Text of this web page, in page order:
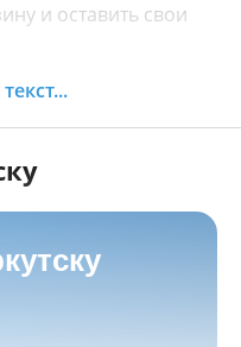
и оставить свои
в течение 30
картой, кредитной
кассе нашего
ул. Баррикад
карту